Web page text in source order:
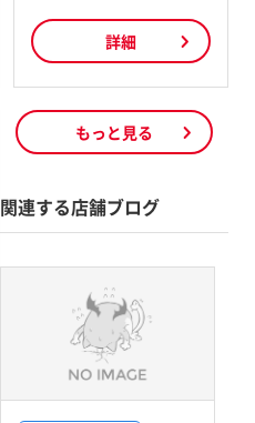
詳細
もっと見る
関連する店舗ブログ